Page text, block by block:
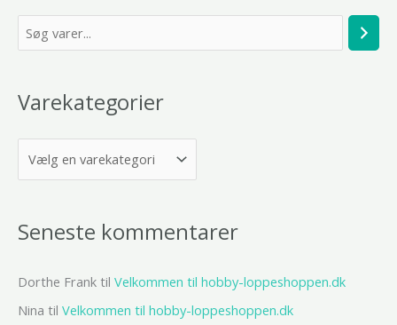
ø
Varekategorier
Seneste kommentarer
Dorthe Frank til Velkommen til hobby-loppeshoppen.dk
Nina til Velkommen til hobby-loppeshoppen.dk